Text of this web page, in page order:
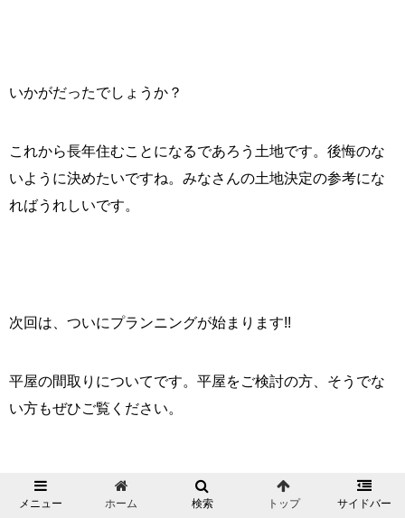
いかがだったでしょうか？
これから長年住むことになるであろう土地です。後悔のな
いように決めたいですね。みなさんの土地決定の参考にな
ればうれしいです。
次回は、ついにプランニングが始まります!!
平屋の間取りについてです。平屋をご検討の方、そうでな
い方もぜひご覧ください。
メニュー ホーム 検索 トップ サイドバー